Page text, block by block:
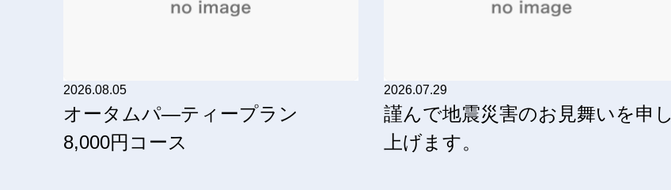
2026.08.05
オータムパ―ティープラン
8,000円コース
2026.07.29
謹んで地震災害のお見舞いを申し
上げます。